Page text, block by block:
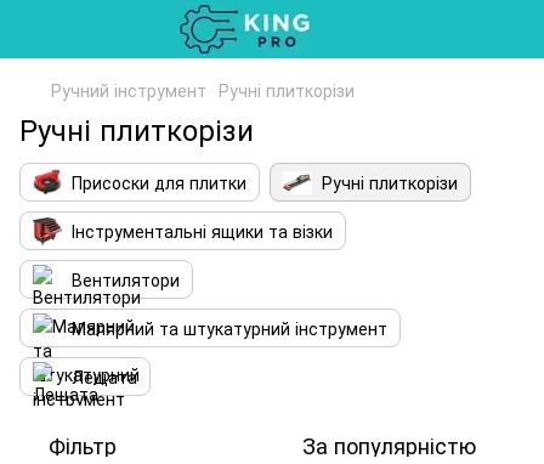
Ручний інструмент Ручні плиткорізи
Ручні плиткорізи
Присоски для плитки
Ручні плиткорізи
Інструментальні ящики та візки
Вентилятори
Малярний та штукатурний інструмент
Лещата
Фільтр За популярністю